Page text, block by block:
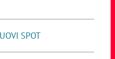
SPOT